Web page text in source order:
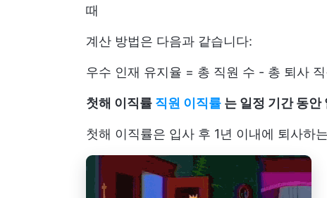
때
계산 방법은 다음과 같습니다:
우수 인재 유지율 = 총 직원 수 - 총 퇴사
첫해 이직률 직원 이직률 는 일정 기간 동안
첫해 이직률은 입사 후 1년 이내에 퇴사하